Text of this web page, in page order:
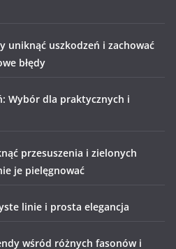
uniknąć uszkodzeń i zachować
błędy
Wybór dla praktycznych i
przesuszenia i zielonych
je pielęgnować
linie i prosta elegancja
wśród różnych fasonów i